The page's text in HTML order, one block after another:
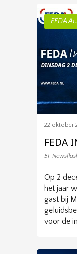
FEDA
22 oktober
FEDA
BI-
Op 2
het jaar
gast bij
voor de